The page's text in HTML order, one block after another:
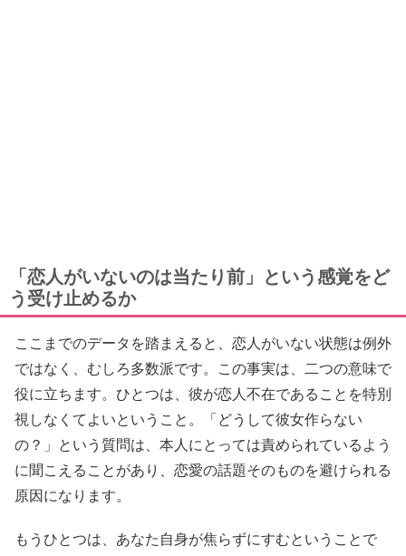
「恋人がいないのは当たり前」という感覚をど
う受け止めるか
ここまでのデータを踏まえると、恋人がいない状態は例外
ではなく、むしろ多数派です。この事実は、二つの意味で
役に立ちます。ひとつは、彼が恋人不在であることを特別
視しなくてよいということ。「どうして彼女作らない
の？」という質問は、本人にとっては責められているよう
に聞こえることがあり、恋愛の話題そのものを避けられる
原因になります。
もうひとつは、あなた自身が焦らずにすむということで